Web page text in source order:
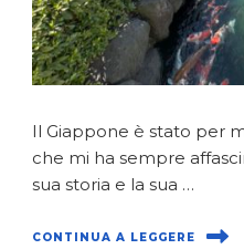
Il Giappone è stato per
che mi ha sempre
sua storia e la sua …
CONTINUA A LEGGERE